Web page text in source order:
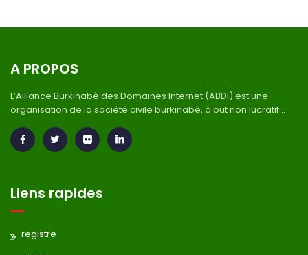
A PROPOS
L’Alliance Burkinabè des Domaines Internet (ABDI) est une
organisation de la société civile burkinabè, à but non lucratif...
Liens rapides
registre